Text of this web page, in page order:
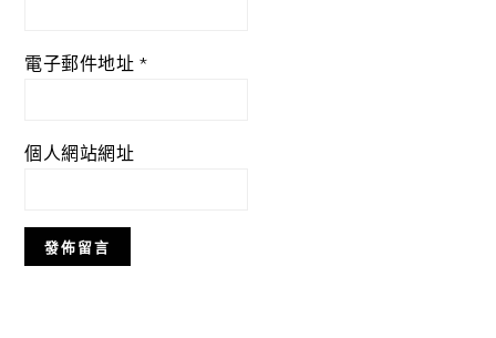
電子郵件地址 *
個人網站網址